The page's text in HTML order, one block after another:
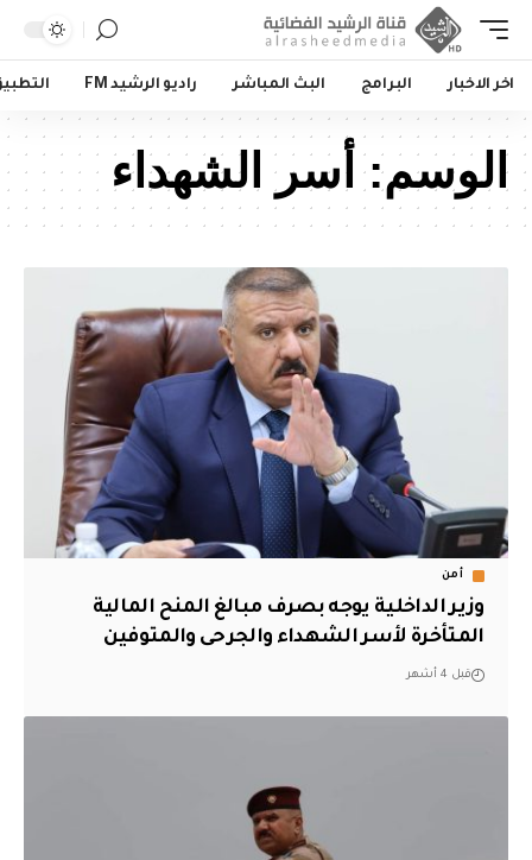
اخر الاخبار البرامج البث المباشر راديو الرشيد FM
الوسم: أسر الشهداء
أمن
وزير الداخلية يوجه بصرف مبالغ المنح المالية
المتأخرة لأسر الشهداء والجرحى والمتوفين
قبل 4 أشهر